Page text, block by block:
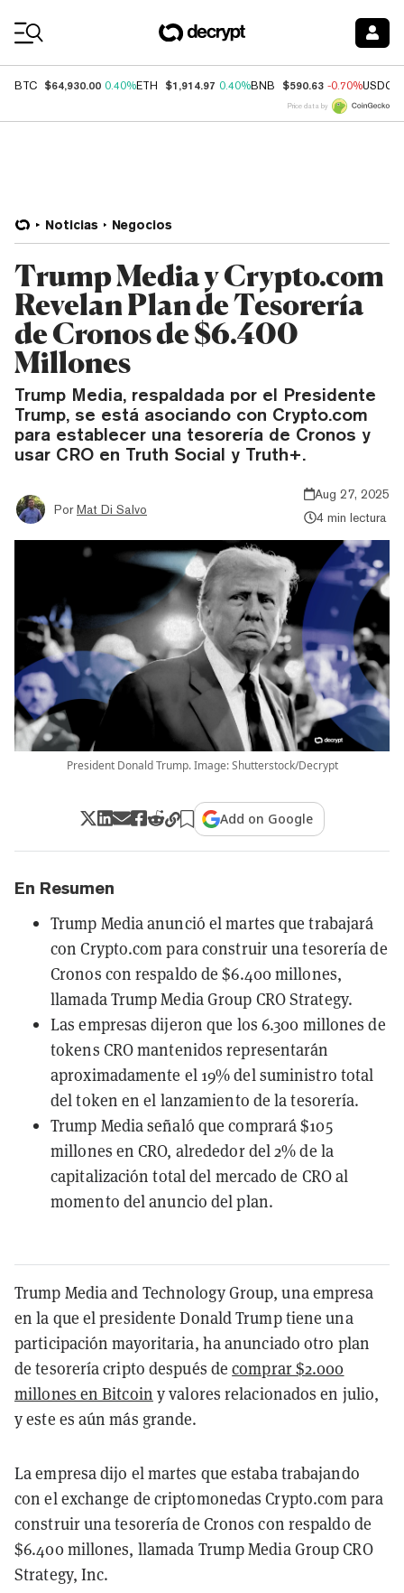
BTC $64,930.00 0.40%ETH $1,914.97 0.40%BNB $590.63 -0.70%USDC
Price data by
Noticias Negocios
Trump Media y Crypto.com
Revelan Plan de Tesorería
de Cronos de $6.400
Millones
Trump Media, respaldada por el Presidente
Trump, se está asociando con Crypto.com
para establecer una tesorería de Cronos y
usar CRO en Truth Social y Truth+.
Por Mat Di Salvo
Aug 27, 2025
4 min lectura
President Donald Trump. Image: Shutterstock/Decrypt
Add on Google
En Resumen
Trump Media anunció el martes que trabajará
con Crypto.com para construir una tesorería de
Cronos con respaldo de $6.400 millones,
llamada Trump Media Group CRO Strategy.
Las empresas dijeron que los 6.300 millones de
tokens CRO mantenidos representarán
aproximadamente el 19% del suministro total
del token en el lanzamiento de la tesorería.
Trump Media señaló que comprará $105
millones en CRO, alrededor del 2% de la
capitalización total del mercado de CRO al
momento del anuncio del plan.
Trump Media and Technology Group, una empresa
en la que el presidente Donald Trump tiene una
participación mayoritaria, ha anunciado otro plan
de tesorería cripto después decomprar $2.000
millones en Bitcoin y valores relacionados en julio,
y este es aún más grande.
La empresa dijo el martes que estaba trabajando
con el exchange de criptomonedas Crypto.com para
construir una tesorería de Cronos con respaldo de
$6.400 millones, llamada Trump Media Group CRO
Strategy, Inc.